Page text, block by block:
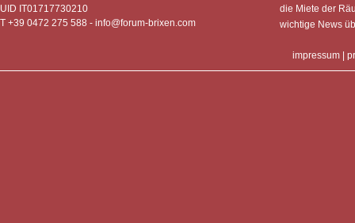
UID IT01717730210
T +39 0472 275 588 - info@forum-brixen.com
die Miete der
wichtige News
impressum